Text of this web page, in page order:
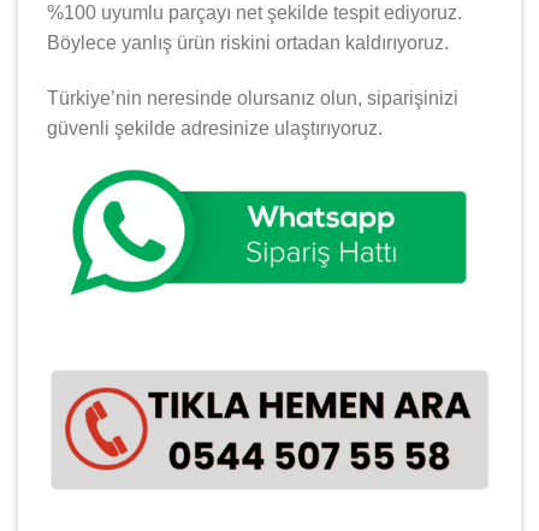
%100 uyumlu parçayı net şekilde tespit ediyoruz.
Böylece yanlış ürün riskini ortadan kaldırıyoruz.
Türkiye’nin neresinde olursanız olun, siparişinizi
güvenli şekilde adresinize ulaştırıyoruz.